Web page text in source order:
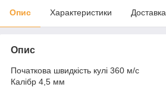
Опис Характеристики Доставка
Опис
Початкова швидкість кулі 360 м/с
Калібр 4,5 мм